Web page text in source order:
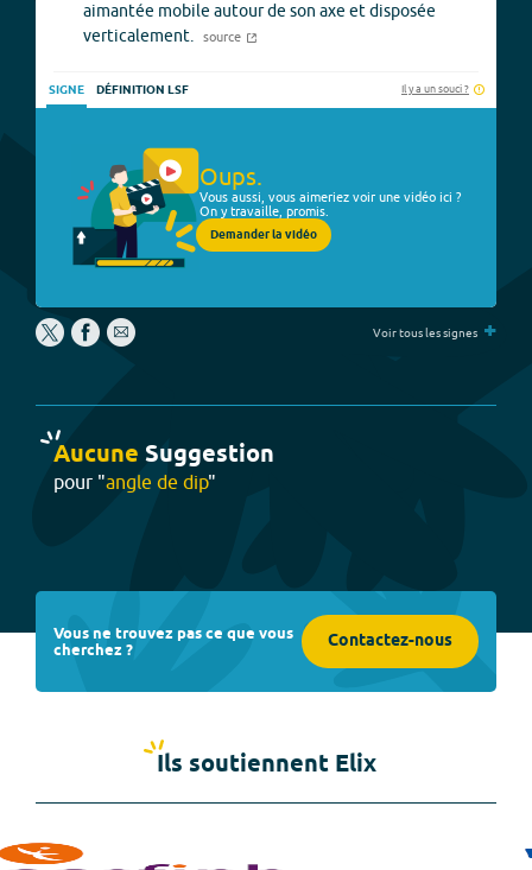
aimantée mobile autour de son axe et disposée
verticalement.
source
SIGNE DÉFINITION LSF Il y a un souci ?
Oups.
Vous aussi, vous aimeriez voir une vidéo ici ?
On y travaille, promis.
Demander la vidéo
Voir tous les signes +
Aucune Suggestion
pour "angle de dip"
Vous ne trouvez pas ce que vous
cherchez ? Contactez-nous
Ils soutiennent Elix